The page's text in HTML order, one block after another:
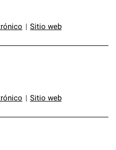
Sitio web
Sitio web